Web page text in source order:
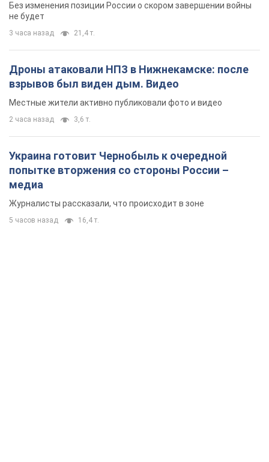
Без изменения позиции России о скором завершении войны
не будет
3 часа назад 21,4 т.
Дроны атаковали НПЗ в Нижнекамске: после
взрывов был виден дым. Видео
Местные жители активно публиковали фото и видео
2 часа назад 3,6 т.
Украина готовит Чернобыль к очередной
попытке вторжения со стороны России –
медиа
Журналисты рассказали, что происходит в зоне
5 часов назад 16,4 т.